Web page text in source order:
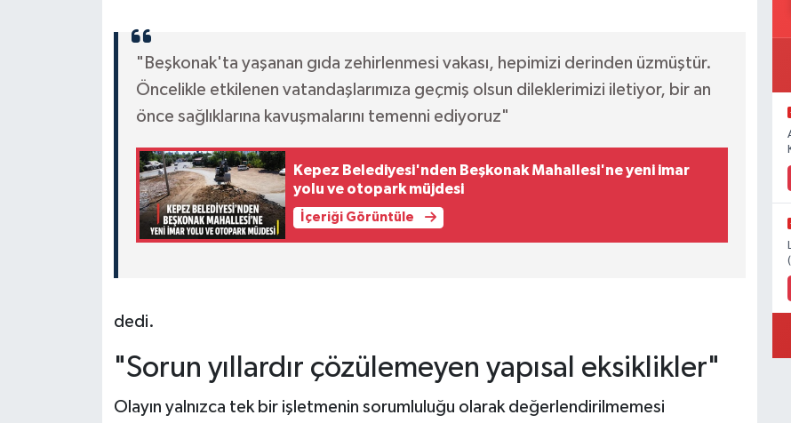
"Beşkonak'ta yaşanan gıda zehirlenmesi vakası, hepimizi derinden üzmüştür.
Öncelikle etkilenen vatandaşlarımıza geçmiş olsun dileklerimizi iletiyor, bir an
önce sağlıklarına kavuşmalarını temenni ediyoruz"
Kepez Belediyesi'nden Beşkonak Mahallesi'ne yeni imar
yolu ve otopark müjdesi
İçeriği Görüntüle
dedi.
"Sorun yıllardır çözülemeyen yapısal eksiklikler"
Olayın yalnızca tek bir işletmenin sorumluluğu olarak değerlendirilmemesi